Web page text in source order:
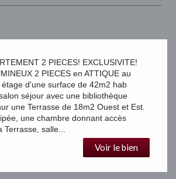
2 PIECES! EXCLUSIVITE!
2 PIECES en ATTIQUE au
d'une surface de 42m2 hab
séjour avec une bibliothèque
une Terrasse de 18m2 Ouest et Est.
une chambre donnant accès
salle...
Voir le bien